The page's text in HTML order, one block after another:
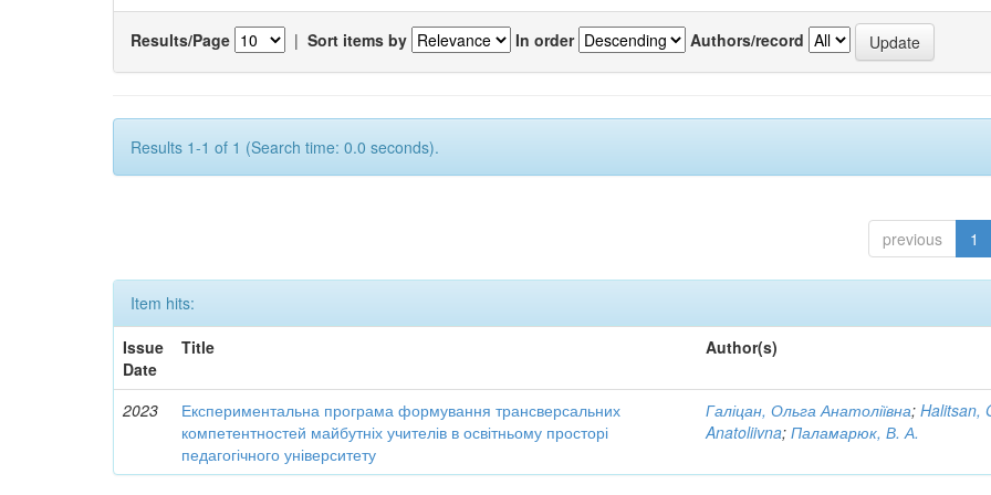
Results/Page | Sort items by In order Authors/record
Results 1-1 of 1 (Search time: 0.0 seconds).
previous 1
Item hits:
Issue
Date
Title Author(s)
2023
Експериментальна програма формування трансверсальних
компетентностей майбутніх учителів в освітньому просторі
педагогічного університету
Галіцан, Ольга Анатоліївна;Halitsan,
Anatoliivna;Паламарюк, В. А.